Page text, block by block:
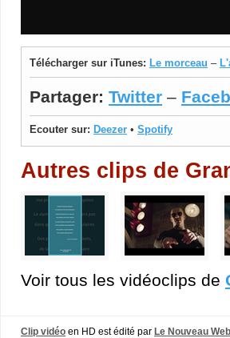
Télécharger sur iTunes: Le morceau –
Partager: Twitter –
Ecouter sur: Deezer • Spotify
Autres clips de
Voir tous les vidéoclips de
Clip vidéo en HD est édité par Le Nouveau Web